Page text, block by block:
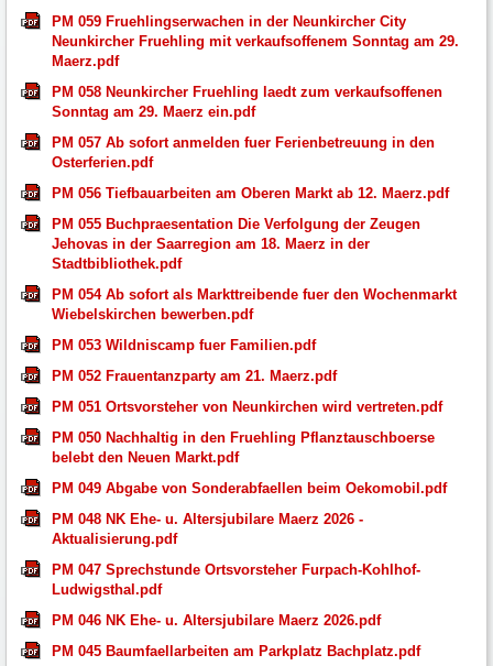
PM 059 Fruehlingserwachen in der Neunkircher City
Neunkircher Fruehling mit verkaufsoffenem Sonntag am 29.
Maerz.pdf
PM 058 Neunkircher Fruehling laedt zum verkaufsoffenen
Sonntag am 29. Maerz ein.pdf
PM 057 Ab sofort anmelden fuer Ferienbetreuung in den
Osterferien.pdf
PM 056 Tiefbauarbeiten am Oberen Markt ab 12. Maerz.pdf
PM 055 Buchpraesentation Die Verfolgung der Zeugen
Jehovas in der Saarregion am 18. Maerz in der
Stadtbibliothek.pdf
PM 054 Ab sofort als Markttreibende fuer den Wochenmarkt
Wiebelskirchen bewerben.pdf
PM 053 Wildniscamp fuer Familien.pdf
PM 052 Frauentanzparty am 21. Maerz.pdf
PM 051 Ortsvorsteher von Neunkirchen wird vertreten.pdf
PM 050 Nachhaltig in den Fruehling Pflanztauschboerse
belebt den Neuen Markt.pdf
PM 049 Abgabe von Sonderabfaellen beim Oekomobil.pdf
PM 048 NK Ehe- u. Altersjubilare Maerz 2026 -
Aktualisierung.pdf
PM 047 Sprechstunde Ortsvorsteher Furpach-Kohlhof-
Ludwigsthal.pdf
PM 046 NK Ehe- u. Altersjubilare Maerz 2026.pdf
PM 045 Baumfaellarbeiten am Parkplatz Bachplatz.pdf